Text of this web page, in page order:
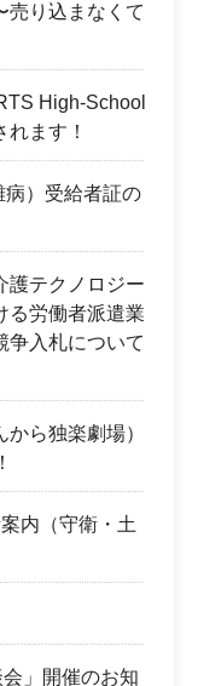
売り込まなくて
High-School
ます！
）受給者証の
護テクノロジー
る労働者派遣業
争入札について
ら独楽劇場）
内（守衛・土
」開催のお知